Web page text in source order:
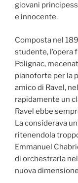
giovani
e innocente.
Composta nel
studente, l’opera
Polignac,
pianoforte per la
amico di Ravel,
rapidamente un
Ravel ebbe
La considerava
ritenendola
Emmanuel
di orchestrarla
nuova